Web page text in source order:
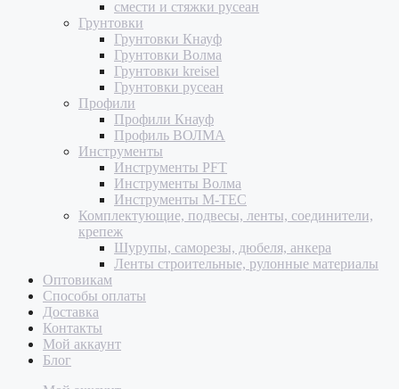
смести и стяжки русеан
Грунтовки
Грунтовки Кнауф
Грунтовки Волма
Грунтовки kreisel
Грунтовки русеан
Профили
Профили Кнауф
Профиль ВОЛМА
Инструменты
Инструменты PFT
Инструменты Волма
Инструменты M-TEC
Комплектующие, подвесы, ленты, соединители,
крепеж
Шурупы, саморезы, дюбеля, анкера
Ленты строительные, рулонные материалы
Оптовикам
Способы оплаты
Доставка
Контакты
Мой аккаунт
Блог